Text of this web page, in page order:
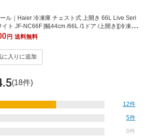
ル｜Haier 冷凍庫 チェスト式 上開き 66L Live Seri
イト JF-NC66F [幅44cm /66L /1ドア /上開き][冷凍庫
用 JFNC66F]
円 送料無料
に入りに追加
(18件)
12件
5件
0件